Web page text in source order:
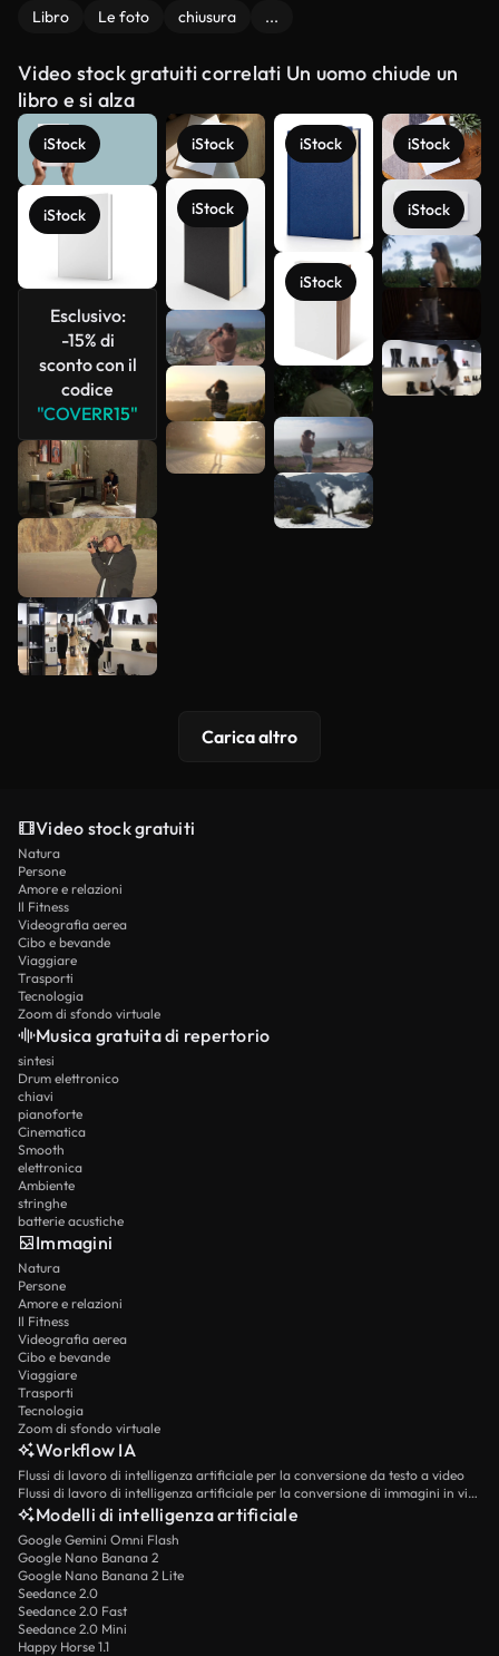
Libro Le foto chiusura ...
Video stock gratuiti correlati Un uomo chiude un
libro e si alza
iStock
iStock
Esclusivo:
-15% di
sconto con il
codice
"COVERR15"
iStock
iStock
iStock
iStock
iStock
iStock
Scopri di
più
Carica altro
Video stock gratuiti
Natura
Persone
Amore e relazioni
Il Fitness
Videografia aerea
Cibo e bevande
Viaggiare
Trasporti
Tecnologia
Zoom di sfondo virtuale
Musica gratuita di repertorio
sintesi
Drum elettronico
chiavi
pianoforte
Cinematica
Smooth
elettronica
Ambiente
stringhe
batterie acustiche
Immagini
Natura
Persone
Amore e relazioni
Il Fitness
Videografia aerea
Cibo e bevande
Viaggiare
Trasporti
Tecnologia
Zoom di sfondo virtuale
Workflow IA
Flussi di lavoro di intelligenza artificiale per la conversione da testo a video
Flussi di lavoro di intelligenza artificiale per la conversione di immagini in video
Modelli di intelligenza artificiale
Google Gemini Omni Flash
Google Nano Banana 2
Google Nano Banana 2 Lite
Seedance 2.0
Seedance 2.0 Fast
Seedance 2.0 Mini
Happy Horse 1.1